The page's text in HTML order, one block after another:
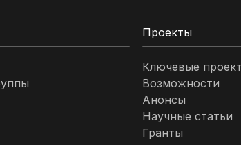
Проекты
Ключевые
Возможности
Анонсы
Научные статьи
Гранты